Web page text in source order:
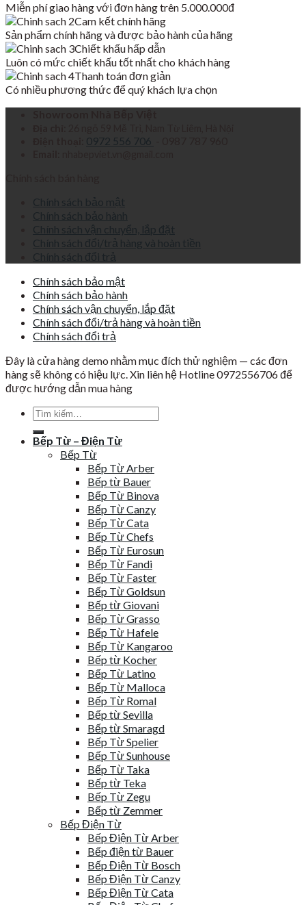
4,000,000₫.là:
1,979,000₫.
Miễn phí giao hàng với đơn hàng trên 5.000.000đ
Cam kết chính hãng
Sản phẩm chính hãng và được bảo hành của hãng
Chiết khấu hấp dẫn
Luôn có mức chiết khấu tốt nhất cho khách hàng
Thanh toán đơn giản
Có nhiều phương thức để quý khách lựa chọn
0972 556 706
Chính sách bảo mật
Chính sách bảo hành
Chính sách vận chuyển, lắp đặt
Chính sách đổi/trả hàng và hoàn tiền
Chính sách đổi trả
Chính sách bảo mật
Chính sách bảo hành
Chính sách vận chuyển, lắp đặt
Chính sách đổi/trả hàng và hoàn tiền
Chính sách đổi trả
Đây là cửa hàng demo nhằm mục đích thử nghiệm — các đơn
hàng sẽ không có hiệu lực. Xin liên hệ Hotline 0972556706 để
được hướng dẫn mua hàng
Tìm
kiếm:
Bếp Từ – Điện Từ
Bếp Từ
Bếp Từ Arber
Bếp từ Bauer
Bếp Từ Binova
Bếp Từ Canzy
Bếp Từ Cata
Bếp Từ Chefs
Bếp Từ Eurosun
Bếp Từ Fandi
Bếp Từ Faster
Bếp Từ Goldsun
Bếp từ Giovani
Bếp Từ Grasso
Bếp Từ Hafele
Bếp Từ Kangaroo
Bếp từ Kocher
Bếp Từ Latino
Bếp Từ Malloca
Bếp Từ Romal
Bếp từ Sevilla
Bếp từ Smaragd
Bếp Từ Spelier
Bếp Từ Sunhouse
Bếp Từ Taka
Bếp từ Teka
Bếp Từ Zegu
Bếp từ Zemmer
Bếp Điện Từ
Bếp Điện Từ Arber
Bếp điện từ Bauer
Bếp Điện Từ Bosch
Bếp Điện Từ Canzy
Bếp Điện Từ Cata